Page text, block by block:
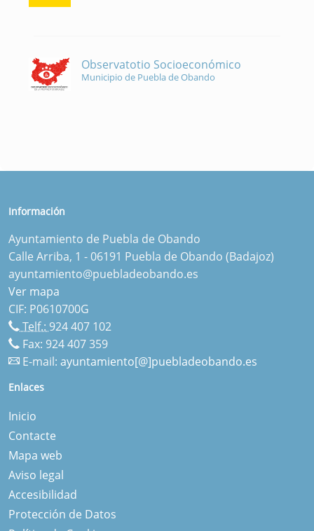
Observatotio Socioeconómico
Municipio de Puebla de Obando
Información
Ayuntamiento de Puebla de Obando
Calle Arriba, 1 - 06191 Puebla de Obando (Badajoz)
ayuntamiento@puebladeobando.es
Ver mapa
CIF: P0610700G
Telf.:924 407 102
Fax: 924 407 359
E-mail: ayuntamiento[@]puebladeobando.es
Enlaces
Inicio
Contacte
Mapa web
Aviso legal
Accesibilidad
Protección de Datos